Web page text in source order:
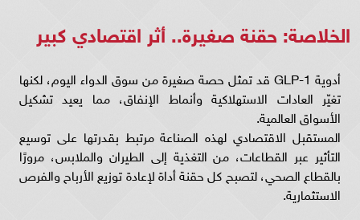
الخلاصة: حقنة صغيرة.. أثر اقتصادي كبير
أدوية GLP-1 قد تمثل حصة صغيرة من سوق الدواء اليوم، لكنها
تغيّر العادات الاستهلاكية وأنماط الإنفاق، مما يعيد تشكيل
الأسواق العالمية.
المستقبل الاقتصادي لهذه الصناعة مرتبط بقدرتها على توسيع
التأثير عبر القطاعات، من التغذية إلى الطيران والملابس، مرورًا
بالقطاع الصحي، لتصبح كل حقنة أداة لإعادة توزيع الأرباح والفرص
الاستثمارية.